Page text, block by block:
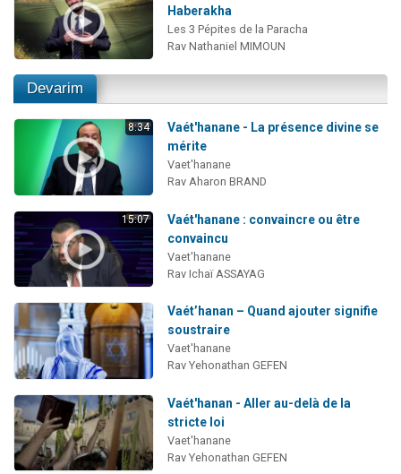
Haberakha
Les 3 Pépites de la Paracha
Rav Nathaniel MIMOUN
Devarim
8:34
Vaét'hanane - La présence divine se
mérite
Vaet'hanane
Rav Aharon BRAND
15:07
Vaét'hanane : convaincre ou être
convaincu
Vaet'hanane
Rav Ichaï ASSAYAG
Vaét’hanan – Quand ajouter signifie
soustraire
Vaet'hanane
Rav Yehonathan GEFEN
Vaét'hanan - Aller au-delà de la
stricte loi
Vaet'hanane
Rav Yehonathan GEFEN